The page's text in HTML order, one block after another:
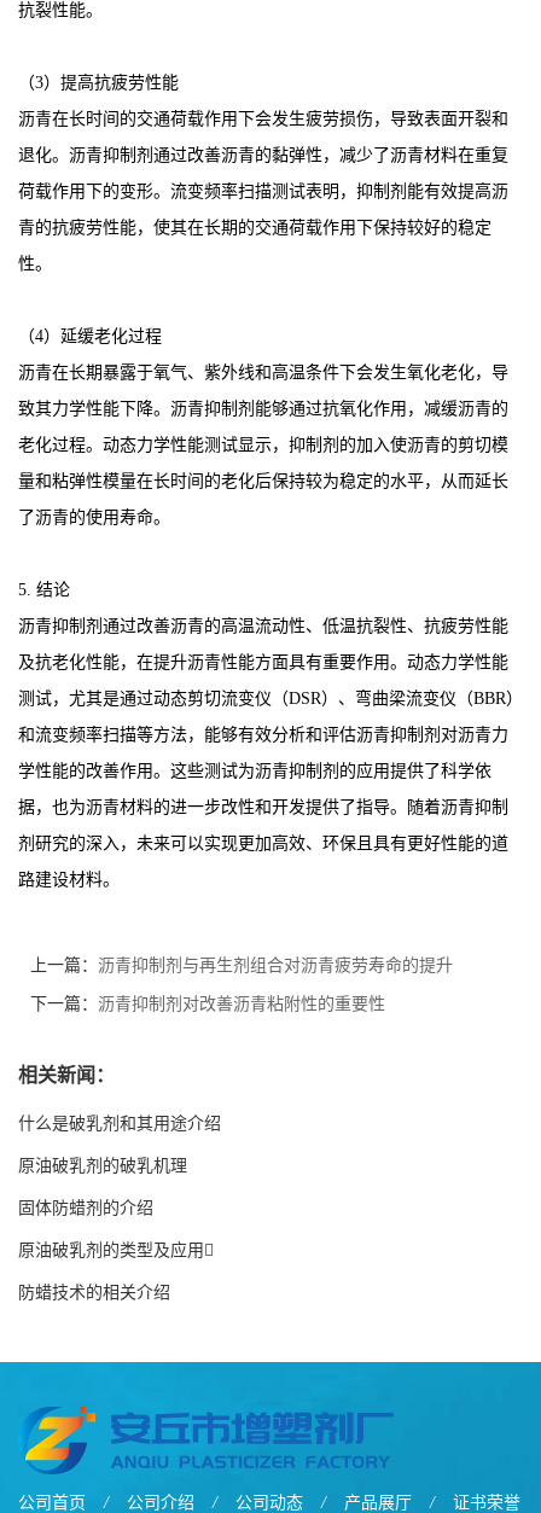
抗裂性能。
（3）提高抗疲劳性能
沥青在长时间的交通荷载作用下会发生疲劳损伤，导致表面开裂和
退化。沥青抑制剂通过改善沥青的黏弹性，减少了沥青材料在重复
荷载作用下的变形。流变频率扫描测试表明，抑制剂能有效提高沥
青的抗疲劳性能，使其在长期的交通荷载作用下保持较好的稳定
性。
（4）延缓老化过程
沥青在长期暴露于氧气、紫外线和高温条件下会发生氧化老化，导
致其力学性能下降。沥青抑制剂能够通过抗氧化作用，减缓沥青的
老化过程。动态力学性能测试显示，抑制剂的加入使沥青的剪切模
量和粘弹性模量在长时间的老化后保持较为稳定的水平，从而延长
了沥青的使用寿命。
5. 结论
沥青抑制剂通过改善沥青的高温流动性、低温抗裂性、抗疲劳性能
及抗老化性能，在提升沥青性能方面具有重要作用。动态力学性能
测试，尤其是通过动态剪切流变仪（DSR）、弯曲梁流变仪（BBR）
和流变频率扫描等方法，能够有效分析和评估沥青抑制剂对沥青力
学性能的改善作用。这些测试为沥青抑制剂的应用提供了科学依
据，也为沥青材料的进一步改性和开发提供了指导。随着沥青抑制
剂研究的深入，未来可以实现更加高效、环保且具有更好性能的道
路建设材料。
上一篇： 沥青抑制剂与再生剂组合对沥青疲劳寿命的提升
下一篇： 沥青抑制剂对改善沥青粘附性的重要性
相关新闻：
什么是破乳剂和其用途介绍
原油破乳剂的破乳机理
固体防蜡剂的介绍
原油破乳剂的类型及应用
防蜡技术的相关介绍
公司首页 / 公司介绍 / 公司动态 / 产品展厅 / 证书荣誉